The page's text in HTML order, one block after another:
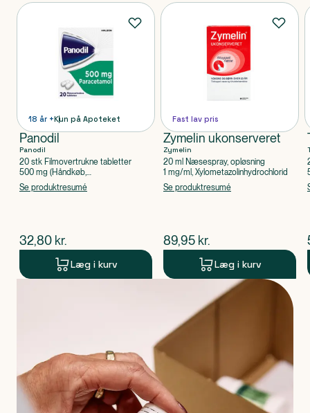
Produkter
18 år +Kun på Apoteket
Panodil
Panodil
20 stk Filmovertrukne tabletter
500 mg (Håndkøb,
apoteksforbeholdt), Paracetamol
Se produktresumé
$nuværende pris
32,80 kr.
Læg i kurv
Fast lav pris
Zymelin ukonserveret
Zymelin
20 ml Næsespray, opløsning
1 mg/ml, Xylometazolinhydrochlorid
Se produktresumé
$nuværende pris
89,95 kr.
Læg i kurv